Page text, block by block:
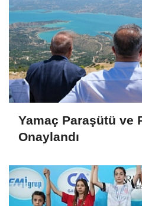
Yamaç Paraşütü ve
Onaylandı